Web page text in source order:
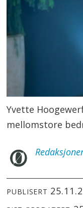
Yvette
mellomstore
PUBLISERT